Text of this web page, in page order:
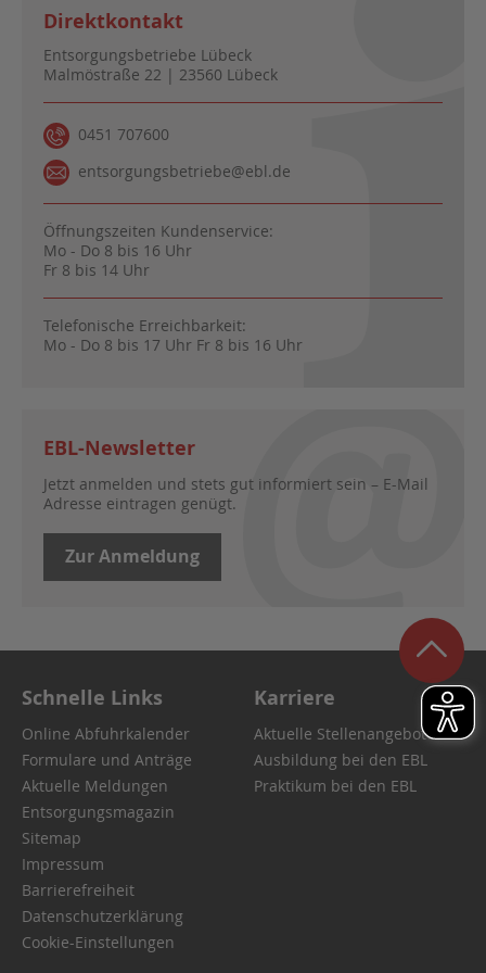
Direktkontakt
Entsorgungsbetriebe Lübeck
Malmöstraße 22 | 23560 Lübeck
0451 707600
entsorgungsbetriebe@ebl.de
Öffnungszeiten Kundenservice:
Mo - Do 8 bis 16 Uhr
Fr 8 bis 14 Uhr
Telefonische Erreichbarkeit:
Mo - Do 8 bis 17 Uhr Fr 8 bis 16 Uhr
EBL-Newsletter
Jetzt anmelden und stets gut informiert sein – E-Mail
Adresse eintragen genügt.
Zur Anmeldung
Schnelle Links
Online Abfuhrkalender
Formulare und Anträge
Aktuelle Meldungen
Entsorgungsmagazin
Sitemap
Impressum
Barrierefreiheit
Datenschutzerklärung
Cookie-Einstellungen
Karriere
Aktuelle Stellenangebote
Ausbildung bei den EBL
Praktikum bei den EBL